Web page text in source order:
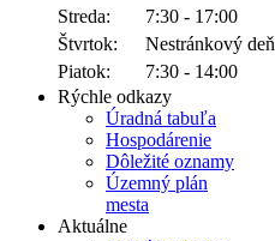
Streda:
7:30 - 17:00
Štvrtok:
Nestránkový deň
Piatok:
7:30 - 14:00
Rýchle odkazy
Úradná tabuľa
Hospodárenie
Dôležité oznamy
Územný plán
mesta
Aktuálne